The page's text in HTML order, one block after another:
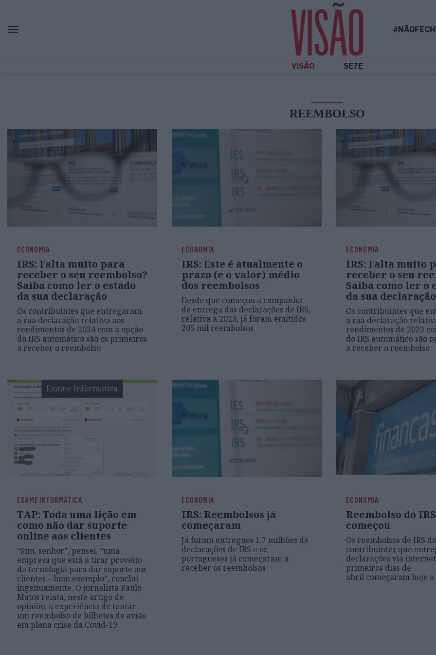
VISÃO SE7E
REEMBOLSO
ECONOMIA
IRS: Falta muito para
receber o seu reembolso?
Saiba como ler o estado
da sua declaração
Os contribuintes que entregaram
a sua declaração relativa aos
rendimentos de 2024 com a opção
do IRS automático são os primeiros
a receber o reembolso
ECONOMIA
IRS: Este é atualmente o
prazo (e o valor) médio
dos reembolsos
Desde que começou a campanha
de entrega das declarações de IRS,
relativa a 2023, já foram emitidos
205 mil reembolsos
ECONOMIA
IRS: Falta muito
receber o seu
Saiba como ler o
da sua declaração
Os contribuintes que
a sua declaração
rendimentos de 2023
do IRS automático são
a receber o reembolso
Exame Informática
EXAME INFORMÁTICA
TAP: Toda uma lição em
como não dar suporte
online aos clientes
“Sim, senhor”, pensei, “uma
empresa que está a tirar proveito
da tecnologia para dar suporte aos
clientes – bom exemplo”, concluí
ingenuamente. O jornalista Paulo
Matos relata, neste artigo de
opinião, a experiência de tentar
um reembolso de bilhetes de avião
em plena crise da Covid-19
ECONOMIA
IRS: Reembolsos já
começaram
Já foram entregues 1,7 milhões de
declarações de IRS e os
portugueses já começaram a
receber os reembolsos
ECONOMIA
Reembolso do
começou
Os reembolsos de IRS
contribuintes que
declarações via
primeiros dias de
abril começaram hoje